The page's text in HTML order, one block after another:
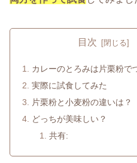
目次
カレーのとろみは片栗粉で
実際に試食してみた
片栗粉と小麦粉の違いは？
どっちが美味しい？
共有: